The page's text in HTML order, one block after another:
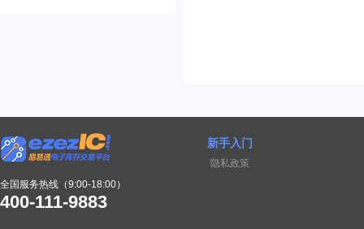
全国服务热线（9:00-18:00）
400-111-9883
新手入门
隐私政策